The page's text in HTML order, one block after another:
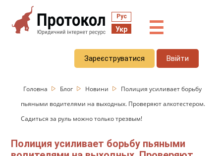
Рус
Укр ☰
Зареєструватися Ввійти
Головна Блог Новини
Полиция усиливает борьбу
пьяными водителями на выходных. Проверяют алкотестером.
Садиться за руль можно только трезвым!
Полиция усиливает борьбу пьяными